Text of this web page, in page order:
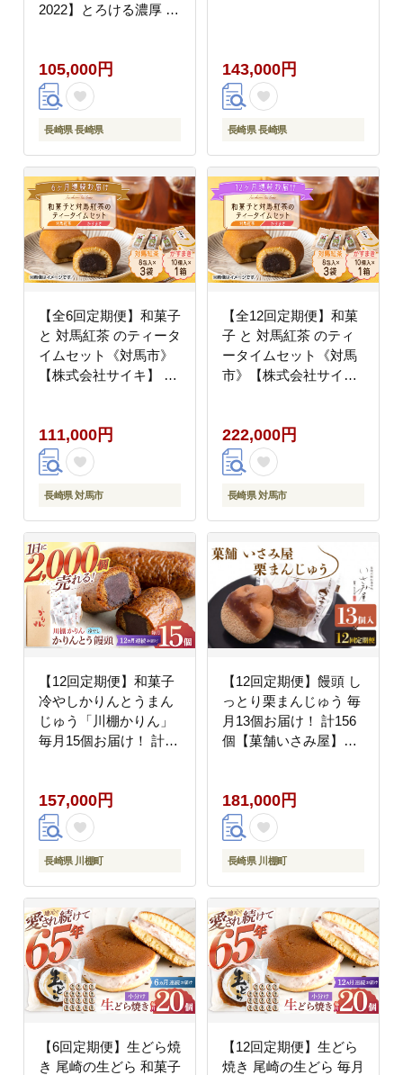
2022】とろける濃厚 塩
箱/回 / firando
105,000円
長崎県 長崎県
143,000円
長崎県 長崎県
【全6回定期便】和菓子
と 対馬紅茶 のティータ
イムセット《対馬市》
【株式会社サイキ】 か
贈り物 簡単 手軽 ご褒
美 [WAX046]
111,000円
長崎県 対馬市
【全12回定期便】和菓
子 と 対馬紅茶 のティ
ータイムセット《対馬
市》【株式会社サイ
詰合せ 贈り物 簡単 手
軽 ご褒美 [WAX047]
222,000円
長崎県 対馬市
【12回定期便】和菓子
冷やしかりんとうまん
じゅう「川棚かりん」
毎月15個お届け！ 計
スイーツ 和菓子 まんじ
ゅう
157,000円
長崎県 川棚町
【12回定期便】饅頭 し
っとり栗まんじゅう 毎
月13個お届け！ 計156
個【菓舗いさみ屋】
181,000円
長崎県 川棚町
【6回定期便】生どら焼
き 尾崎の生どら 和菓子
【12回定期便】生どら
焼き 尾崎の生どら 毎月